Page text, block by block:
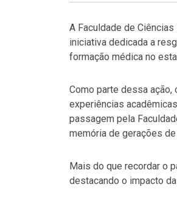
A Faculdade de
iniciativa dedicada a
formação médica no
Como parte dessa
experiências
passagem pela
memória de gerações
Mais do que recordar o
destacando o impacto